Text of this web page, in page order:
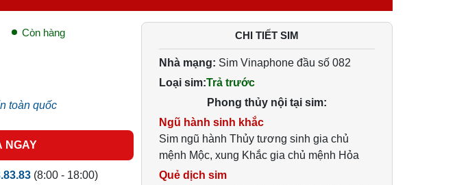
Còn hàng
toàn quốc
MUA NGAY
(8:00 - 18:00)
CHI TIẾT SIM
Nhà mạng: Sim Vinaphone đầu số 082
Loại sim:Trả trước
Phong thủy nội tại sim:
Ngũ hành sinh khắc
Sim ngũ hành Thủy tương sinh gia chủ
mệnh Mộc, xung Khắc gia chủ mệnh Hỏa
Quẻ dịch sim